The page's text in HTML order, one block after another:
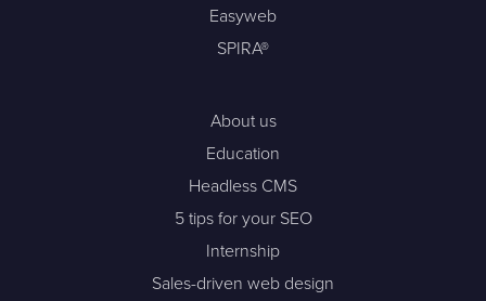
Easyweb
SPIRA®
About us
Education
Headless CMS
5 tips for your SEO
Internship
Sales-driven web design